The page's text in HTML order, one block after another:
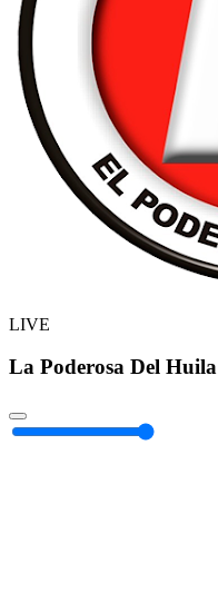
LIVE
La Poderosa Del Huila